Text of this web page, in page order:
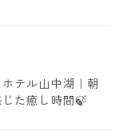
テル山中湖｜朝
た癒し時間🍃